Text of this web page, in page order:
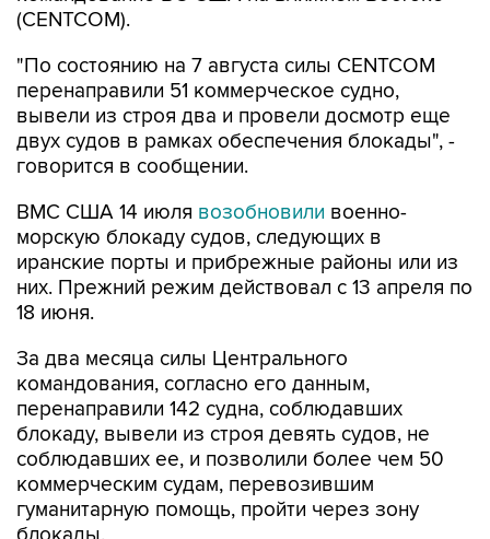
"По состоянию на 7 августа силы CENTCOM
вывели из строя два и провели досмотр еще
двух судов в рамках обеспечения блокады", -
говорится в сообщении.
ВМС США 14 июлявозобновили
иранские порты и прибрежные районы или из
них. Прежний режим действовал с 13 апреля по
18 июня.
За два месяца силы Центрального
перенаправили 142 судна, соблюдавших
блокаду, вывели из строя девять судов, не
соблюдавших ее, и позволили более чем 50
коммерческим судам, перевозившим
гуманитарную помощь, пройти через зону
блокады.